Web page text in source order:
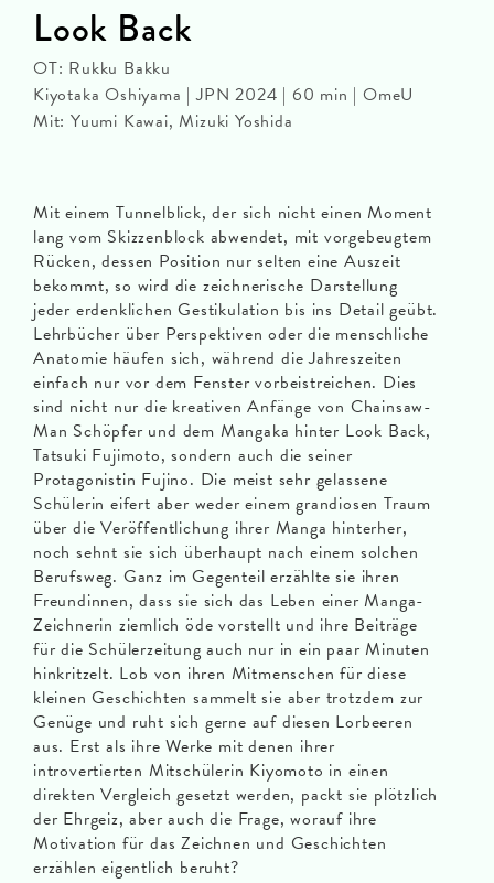
Mit einem Tunnelblick, der sich nicht einen Moment
lang vom Skizzenblock abwendet, mit vorgebeugtem
Rücken, dessen Position nur selten eine Auszeit
bekommt, so wird die zeichnerische Darstellung
jeder erdenklichen Gestikulation bis ins Detail geübt.
Lehrbücher über Perspektiven oder die menschliche
Anatomie häufen sich, während die Jahreszeiten
einfach nur vor dem Fenster vorbeistreichen. Dies
sind nicht nur die kreativen Anfänge von Chainsaw-
Man Schöpfer und dem Mangaka hinter Look Back,
Tatsuki Fujimoto, sondern auch die seiner
Protagonistin Fujino. Die meist sehr gelassene
Schülerin eifert aber weder einem grandiosen Traum
über die Veröffentlichung ihrer Manga hinterher,
noch sehnt sie sich überhaupt nach einem solchen
Berufsweg. Ganz im Gegenteil erzählte sie ihren
Freundinnen, dass sie sich das Leben einer Manga-
Zeichnerin ziemlich öde vorstellt und ihre Beiträge
für die Schülerzeitung auch nur in ein paar Minuten
hinkritzelt. Lob von ihren Mitmenschen für diese
kleinen Geschichten sammelt sie aber trotzdem zur
Genüge und ruht sich gerne auf diesen Lorbeeren
aus. Erst als ihre Werke mit denen ihrer
introvertierten Mitschülerin Kiyomoto in einen
direkten Vergleich gesetzt werden, packt sie plötzlich
der Ehrgeiz, aber auch die Frage, worauf ihre
Motivation für das Zeichnen und Geschichten
erzählen eigentlich beruht?
Look Back
OT: Rukku Bakku
Kiyotaka Oshiyama | JPN 2024 | 60 min | OmeU
Mit: Yuumi Kawai, Mizuki Yoshida